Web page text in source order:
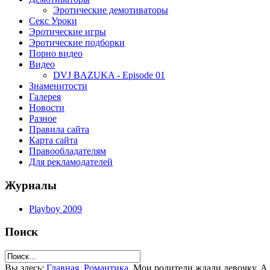
Эротические демотиваторы
Секс Уроки
Эротические игры
Эротические подборки
Порно видео
Видео
DVJ BAZUKA - Episode 01
Знаменитости
Галерея
Новости
Разное
Правила сайта
Карта сайта
Правообладателям
Для рекламодателей
Журналы
Playboy 2009
Поиск
Вы здесь: Главная Романтика Мои родители ждали девочку. А